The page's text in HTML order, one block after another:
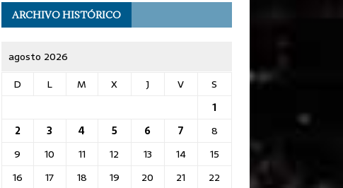
ARCHIVO HISTÓRICO
agosto 2026
D
L M X J V
S
1
2
3 4 5 6 7
8
9
10 11 12 13 14
15
16
17 18 19 20 21
22